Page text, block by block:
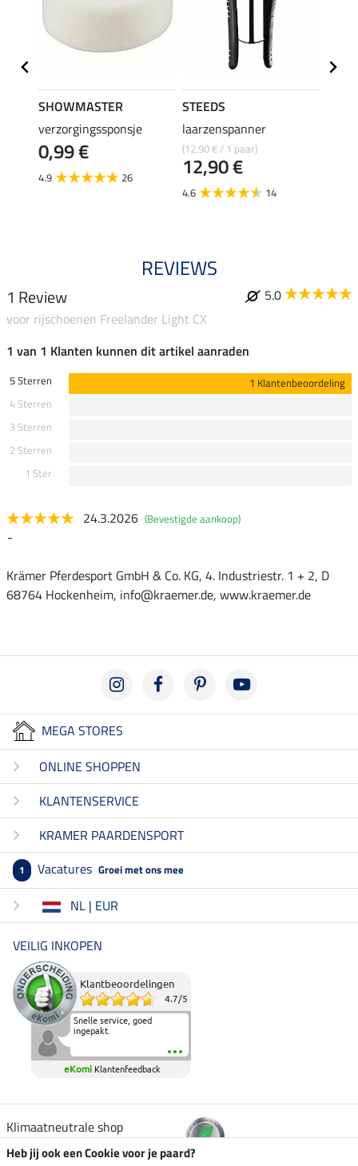
SHOWMASTER
verzorgingssponsje
0,99 €
4.9 26
STEEDS
laarzenspanner
(12,90 € / 1 paar)
12,90 €
4.6 14
REVIEWS
1 Review
5.0
voor rijschoenen Freelander Light CX
1 van 1 Klanten kunnen dit artikel aanraden
5 Sterren
1 Klantenbeoordeling
4 Sterren
3 Sterren
2 Sterren
1 Ster
24.3.2026 (Bevestigde aankoop)
-
Krämer Pferdesport GmbH & Co. KG, 4. Industriestr. 1 + 2, D
68764 Hockenheim, info@kraemer.de, www.kraemer.de
MEGA STORES
ONLINE SHOPPEN
KLANTENSERVICE
KRAMER PAARDENSPORT
1 Vacatures Groei met ons mee
NL | EUR
VEILIG INKOPEN
Klantbeoordelingen
4.7/5
Snelle service, goed
ingepakt.
eKomi Klantenfeedback
Klimaatneutrale shop
Heb jij ook een Cookie voor je paard?